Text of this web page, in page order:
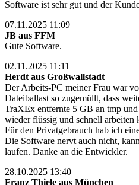
Software ist sehr gut und der
07.11.2025 11:09
JB aus FFM
Gute Software.
02.11.2025 11:11
Herdt aus Großwallstadt
Der Arbeits-PC meiner Frau war
Dateiballast so zugemüllt, dass
TraXEx entfernte 5 GB an tmp und
wieder flüssig und schnell arbeiten
Für den Privatgebrauch hab ich
Die Software nervt auch nicht,
laufen. Danke an die Entwickler.
28.10.2025 13:40
Franz Thiele aus München